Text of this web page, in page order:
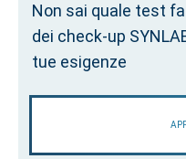
Non sai quale test
dei check-up
tue esigenze